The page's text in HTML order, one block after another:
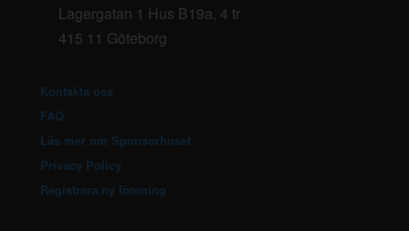
Lagergatan 1 Hus B19a, 4 tr
415 11 Göteborg
Kontakta oss
FAQ
Läs mer om Sponsorhuset
Privacy Policy
Registrera ny förening